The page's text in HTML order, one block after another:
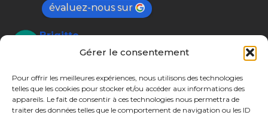
Gérer le consentement
Pour offrir les meilleures expériences, nous utilisons des technologies
telles que les cookies pour stocker et/ou accéder aux informations des
appareils. Le fait de consentir à ces technologies nous permettra de
traiter des données telles que le comportement de navigation ou les ID
évaluez-nous sur
Brigitte
Un superbe souvenir en
l’année dernière
9/07/25 Excursion de 2... plus
Plus d'avis